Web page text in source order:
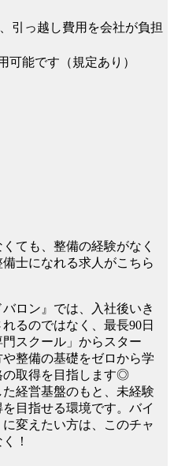
引っ越し費用を会社が負担
能です（規定あり）
ても、整備の経験がなく
士になれる求人がこちら
バロン』では、入社後いき
るのではなく、最長90日
スクール」からスター
や整備の基礎をゼロから学
の取得を目指します◎
経営基盤のもと、未経験
目指せる環境です。バイ
変えたい方は、このチャ
！